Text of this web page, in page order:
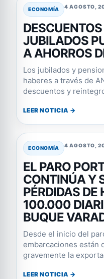
ECONOMÍA 4 AGOSTO,
JUBILADOS
A AHORROS
Los jubilados y
haberes a través de
descuentos y
LEER NOTICIA →
ECONOMÍA 4 AGOSTO,
EL PARO
CONTINÚA Y
PÉRDIDAS DE
100.000
BUQUE
Desde el inicio del
embarcaciones están
gravemente la
LEER NOTICIA →